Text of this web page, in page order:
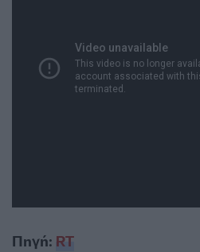
Πηγή: RT